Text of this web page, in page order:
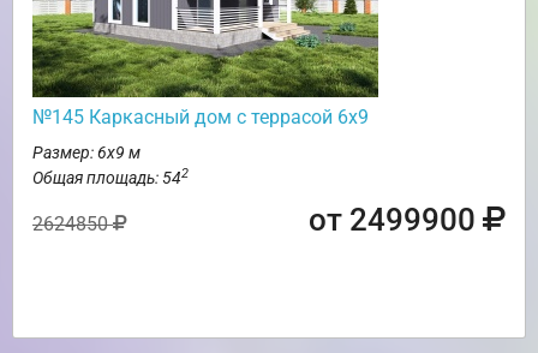
№145 Каркасный дом с террасой 6х9
Размер: 6х9 м
Общая площадь: 542
2624850 от 2499900